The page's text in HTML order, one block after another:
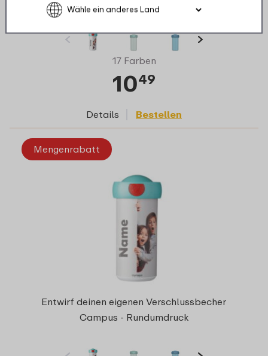
17 Farben
1049
Details Bestellen
Mengenrabatt
Entwirf deinen eigenen Verschlussbecher
Campus - Rundumdruck